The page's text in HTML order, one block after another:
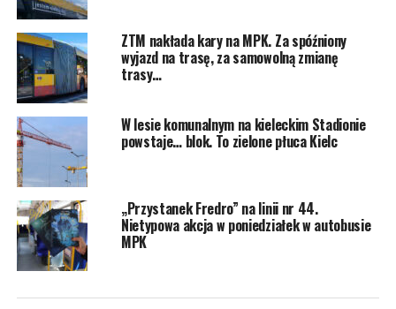
ZTM nakłada kary na MPK. Za spóźniony
wyjazd na trasę, za samowolną zmianę
trasy…
W lesie komunalnym na kieleckim Stadionie
powstaje… blok. To zielone płuca Kielc
„Przystanek Fredro” na linii nr 44.
Nietypowa akcja w poniedziałek w autobusie
MPK